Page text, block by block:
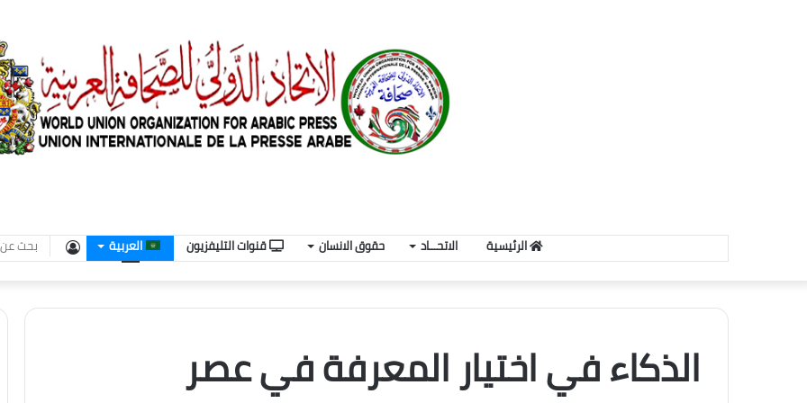
الرئيسية الاتحـــاد حقوق الانسان قنوات التليفزيون العربية
تسجيل
الذكاء في اختيار المعرفة في عصر